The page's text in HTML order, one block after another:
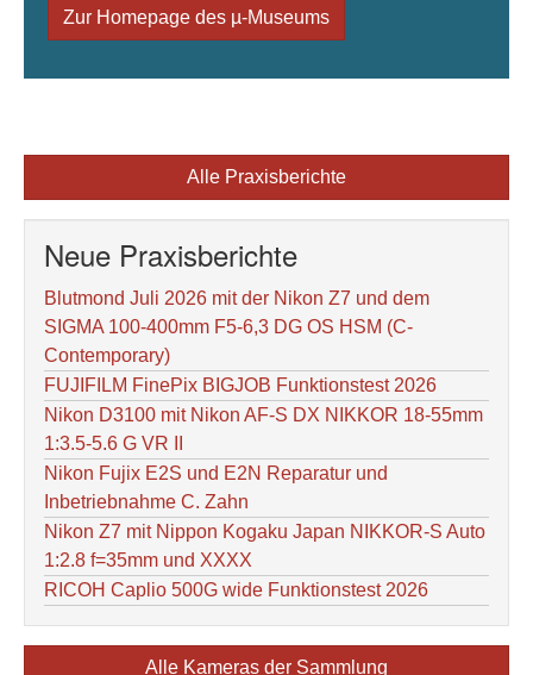
Zur Homepage des µ-Museums
Alle Praxisberichte
Neue Praxisberichte
Blutmond Juli 2026 mit der Nikon Z7 und dem
SIGMA 100-400mm F5-6,3 DG OS HSM (C-
Contemporary)
FUJIFILM FinePix BIGJOB Funktionstest 2026
Nikon D3100 mit Nikon AF-S DX NIKKOR 18-55mm
1:3.5-5.6 G VR II
Nikon Fujix E2S und E2N Reparatur und
Inbetriebnahme C. Zahn
Nikon Z7 mit Nippon Kogaku Japan NIKKOR-S Auto
1:2.8 f=35mm und XXXX
RICOH Caplio 500G wide Funktionstest 2026
Alle Kameras der Sammlung